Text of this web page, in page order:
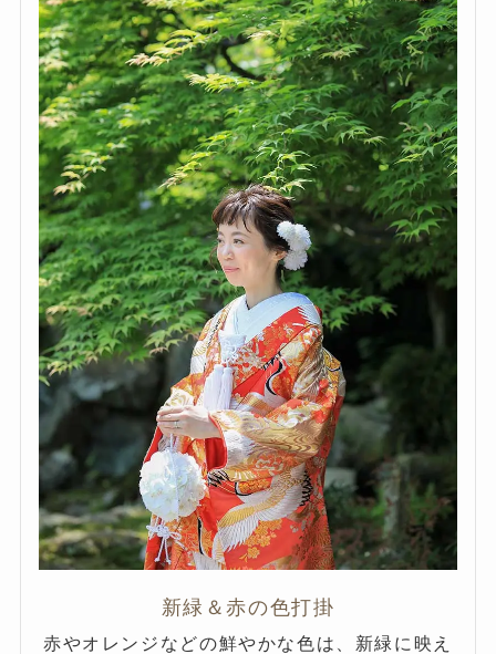
新緑＆赤の色打掛
赤やオレンジなどの鮮やかな色は、新緑に映え